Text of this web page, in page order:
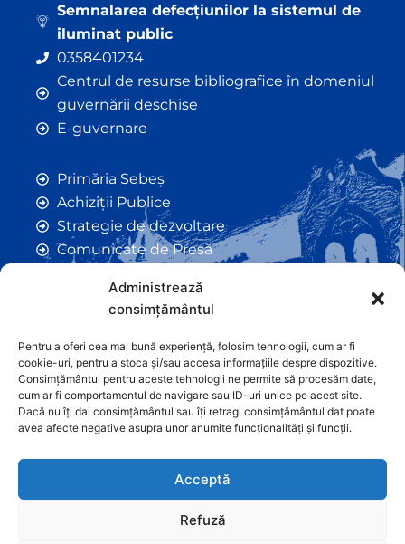
Administrează
consimțământul
Pentru a oferi cea mai bună experiență, folosim tehnologii, cum ar fi
cookie-uri, pentru a stoca și/sau accesa informațiile despre dispozitive.
Consimțământul pentru aceste tehnologii ne permite să procesăm date,
cum ar fi comportamentul de navigare sau ID-uri unice pe acest site.
Dacă nu îți dai consimțământul sau îți retragi consimțământul dat poate
avea afecte negative asupra unor anumite funcționalități și funcții.
Acceptă
Refuză
Semnalarea defecțiunilor la sistemul de
iluminat public
0358401234
Centrul de resurse bibliografice în domeniul
guvernării deschise
E-guvernare
Primăria Sebeș
Achiziții Publice
Strategie de dezvoltare
Comunicate de Presă
Anunțuri
Hotarâri de Consiliu
Certificate de Urbanism
Autorizații de Construcții
Orașe Înfrățite
Contact